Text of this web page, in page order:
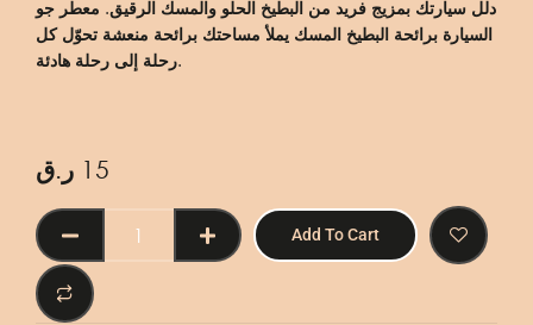
دلل سيارتك بمزيج فريد من البطيخ الحلو والمسك الرقيق. معطر جو
السيارة برائحة البطيخ المسك يملأ مساحتك برائحة منعشة تحوّل كل
رحلة إلى رحلة هادئة.
15 ر.ق
Add To Cart